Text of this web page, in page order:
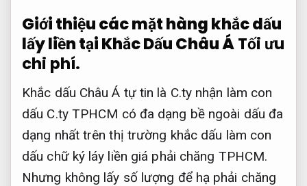
Giới thiệu các mặt hàng khắc dấu
lấy liền tại Khắc Dấu Châu ÁTối ưu
chi phí.
Khắc dấu Châu Á tự tin là C.ty nhận làm con
dấu C.ty TPHCM có đa dạng bề ngoài dấu đa
dạng nhất trên thị trường khắc dấu làm con
dấu chữ ký láy liền giá phải chăng TPHCM.
Nhưng không lấy số lượng để hạ phải chăng